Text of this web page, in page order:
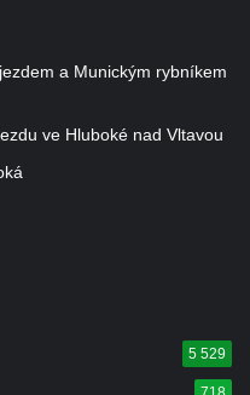
od
Assisi v
a Munickým rybníkem
ve Hluboké nad Vltavou
5 529